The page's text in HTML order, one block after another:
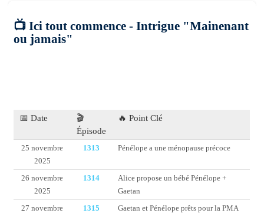
📺 Ici tout commence - Intrigue "Mainenant
ou jamais"
📅 Date
🎬
Épisode
🔥 Point Clé
25 novembre
2025
1313 Pénélope a une ménopause précoce
26 novembre
2025
1314
Alice propose un bébé Pénélope +
Gaetan
27 novembre
1315 Gaetan et Pénélope prêts pour la PMA